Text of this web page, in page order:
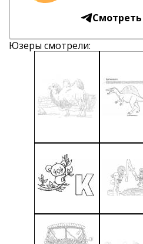
Смотреть
Юзеры смотрели: